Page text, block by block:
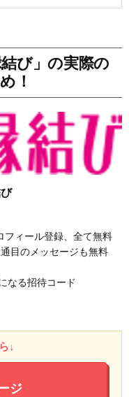
び」の実際の
！
フィール登録、全て無料
目のメッセージも無料
なる招待コード
↓
ジ